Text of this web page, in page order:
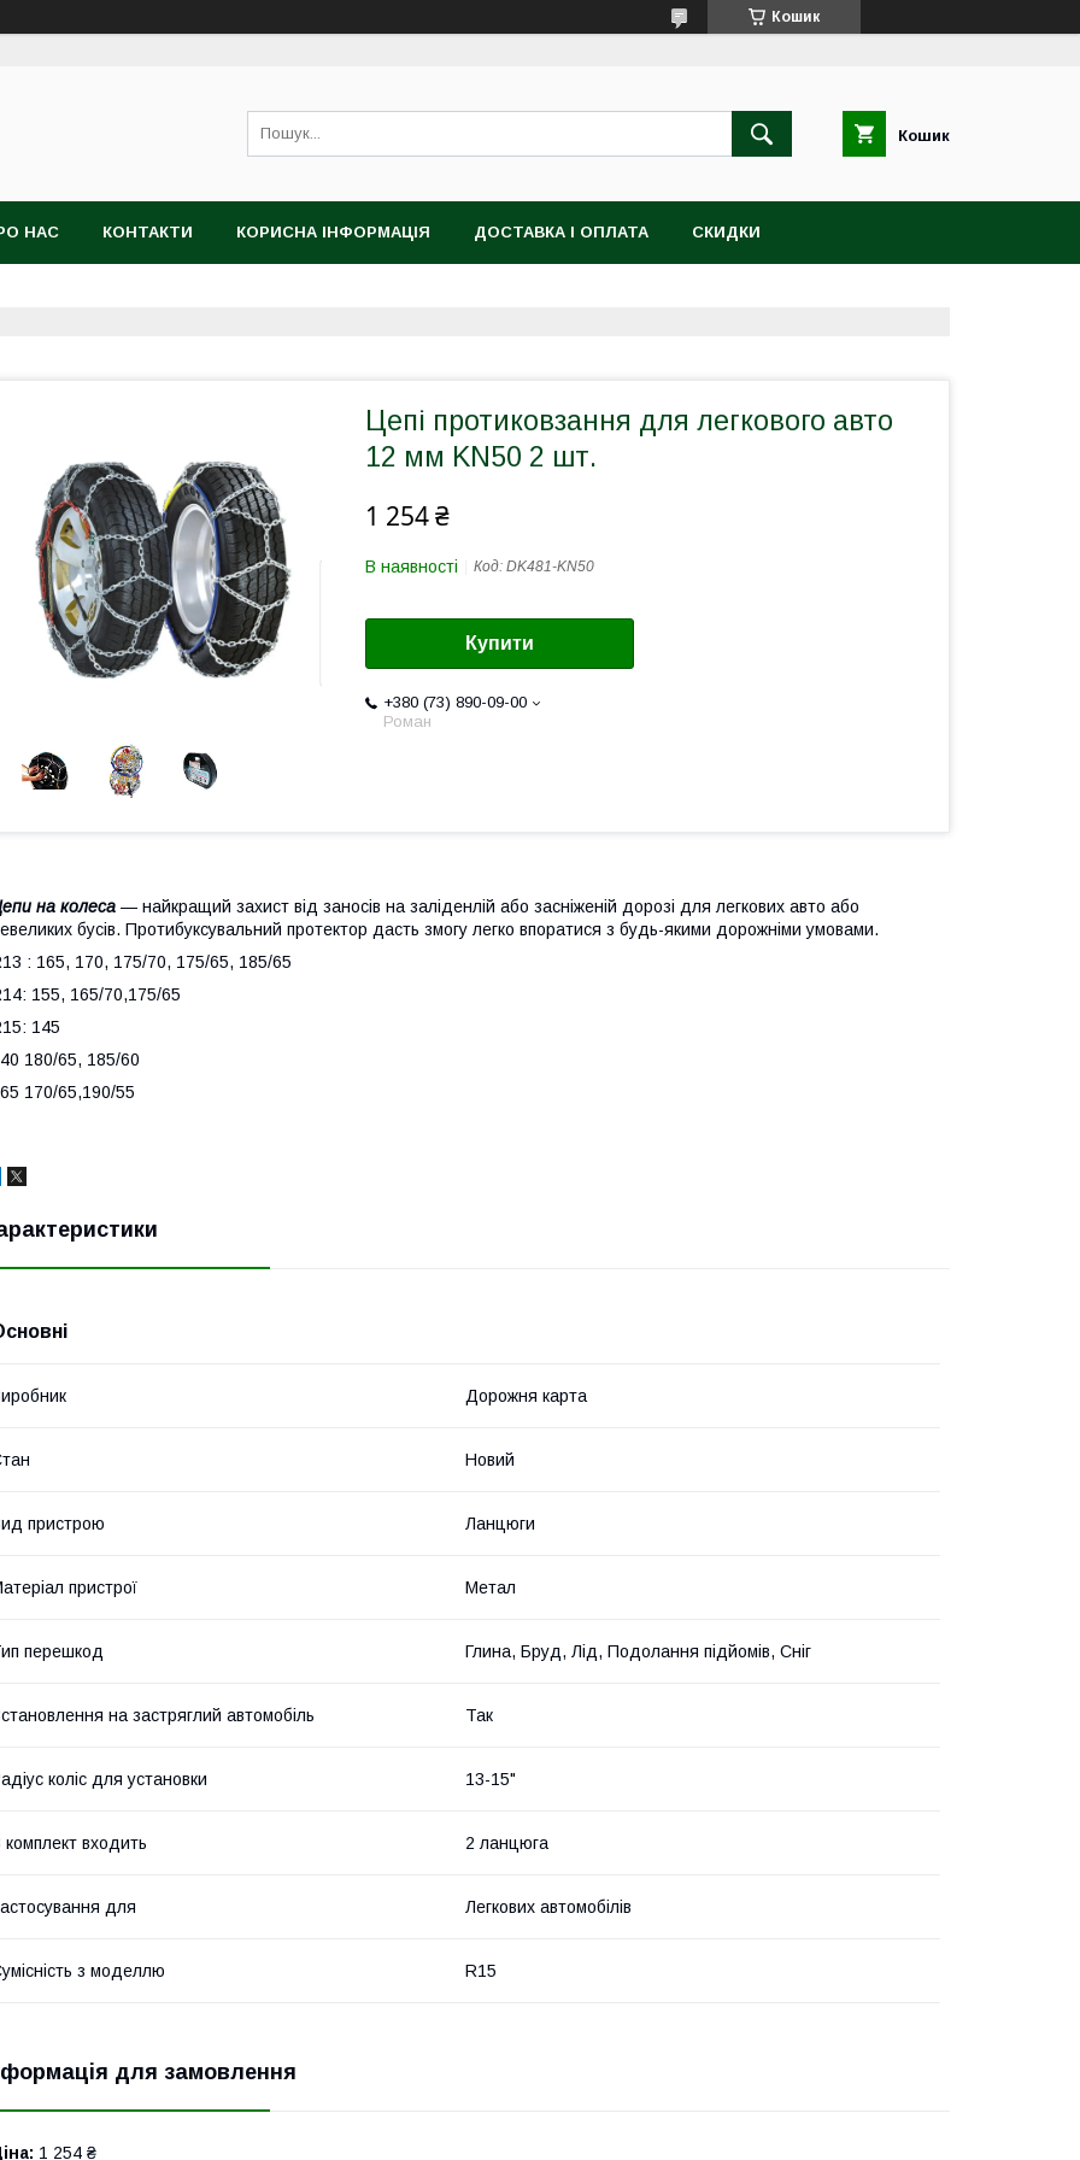
Кошик
Кошик
НАС КОНТАКТИ КОРИСНА ІНФОРМАЦІЯ ДОСТАВКА І ОПЛАТА СКИДКИ
Цепі протиковзання для легкового авто
12 мм KN50 2 шт.
1 254 ₴
В наявності Код: DK481-KN50
Купити
+380 (73) 890-09-00
Роман
на колеса — найкращий захист від заносів на заліденлій або засніженій дорозі для легкових авто або
бусів. Протибуксувальний протектор дасть змогу легко впоратися з будь-якими дорожніми умовами.
: 165, 170, 175/70, 175/65, 185/65
155, 165/70,175/65
145
180/65, 185/60
170/65,190/55
Дорожня карта
Новий
пристрою Ланцюги
пристрої Метал
перешкод Глина, Бруд, Лід, Подолання підйомів, Сніг
на застряглий автомобіль Так
коліс для установки 13-15"
комплект входить 2 ланцюга
для Легкових автомобілів
з моделлю R15
для замовлення
1 254 ₴